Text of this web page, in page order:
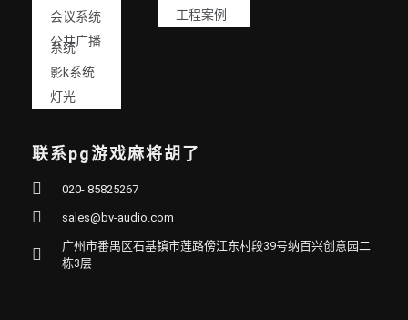
会议系统
公共广播
系统
影k系统
灯光
工程案例
联系pg游戏麻将胡了
020- 85825267
sales@bv-audio.com
广州市番禺区石基镇市莲路傍江东村段39号纳百兴创意园二
栋3层